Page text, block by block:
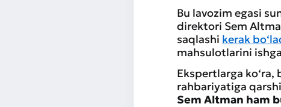
Bu lavozim egasi
direktori Sem
saqlashi kerak
mahsulotlarini
Ekspertlarga
rahbariyatiga
Sem Altman ham